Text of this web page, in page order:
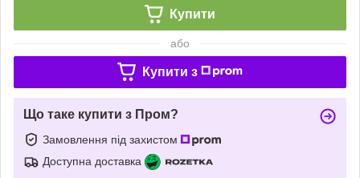
Купити
або
Купити з
Що таке купити з Пром?
Замовлення під захистом
Доступна доставка